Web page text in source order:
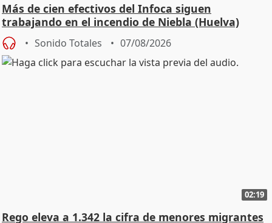
Más de cien efectivos del Infoca siguen
trabajando en el incendio de Niebla (Huelva)
Sonido Totales 07/08/2026
02:19
Rego eleva a 1.342 la cifra de menores migrantes